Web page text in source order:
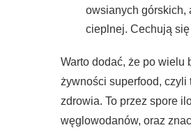
owsianych górskich,
cieplnej. Cechują
Warto dodać, że po wielu
żywności superfood, czyli
zdrowia. To przez spore
węglowodanów, oraz